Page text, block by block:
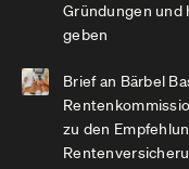
Gründungen und
geben
Brief an Bärbel
zu den